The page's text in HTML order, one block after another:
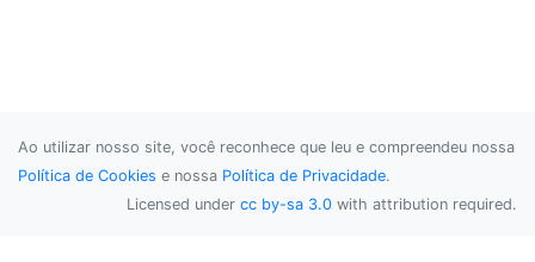
Ao utilizar nosso site, você reconhece que leu e compreendeu nossa
Política de Cookies e nossa Política de Privacidade.
Licensed under cc by-sa 3.0 with attribution required.